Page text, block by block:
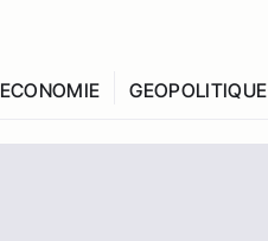
ECONOMIE GEOPOLITIQUE